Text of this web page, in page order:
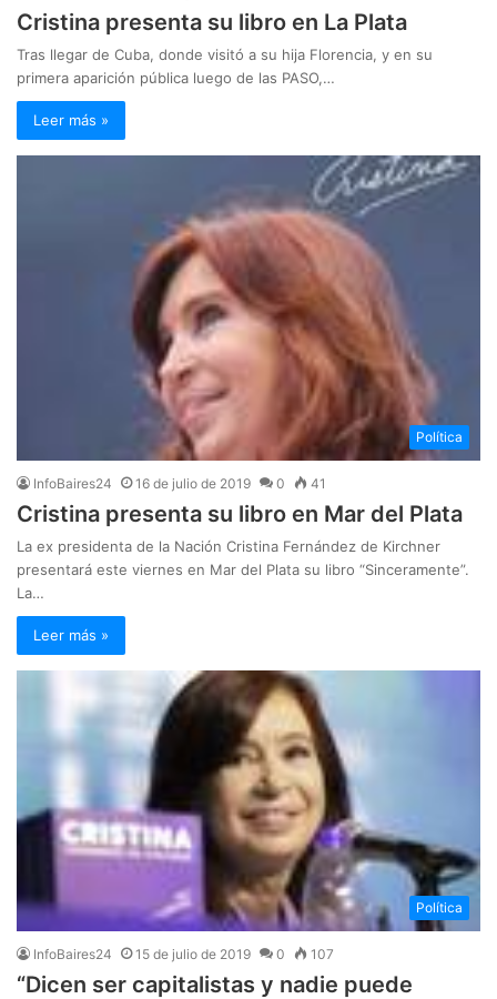
Cristina presenta su libro en La Plata
Tras llegar de Cuba, donde visitó a su hija Florencia, y en su
primera aparición pública luego de las PASO,…
Leer más »
Política
InfoBaires24 16 de julio de 2019 0 41
Cristina presenta su libro en Mar del Plata
La ex presidenta de la Nación Cristina Fernández de Kirchner
presentará este viernes en Mar del Plata su libro “Sinceramente”.
La…
Leer más »
Política
InfoBaires24 15 de julio de 2019 0 107
“Dicen ser capitalistas y nadie puede